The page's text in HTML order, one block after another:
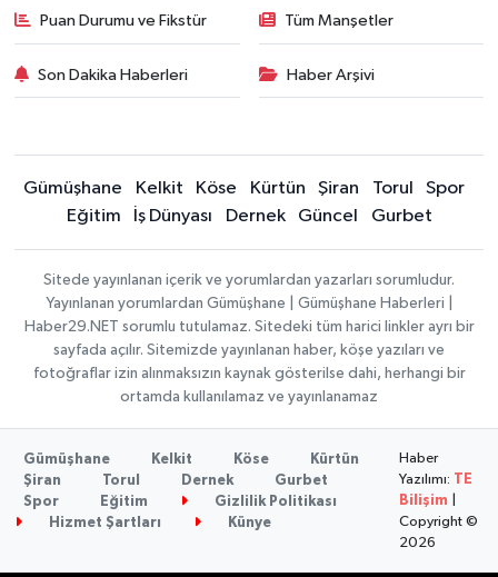
Puan Durumu ve Fikstür Tüm Manşetler
Son Dakika Haberleri Haber Arşivi
Gümüşhane Kelkit Köse Kürtün Şiran Torul
Spor
Eğitim
İş Dünyası Dernek Güncel Gurbet
Sitede yayınlanan içerik ve yorumlardan yazarları sorumludur.
Yayınlanan yorumlardan Gümüşhane | Gümüşhane Haberleri |
Haber29.NET sorumlu tutulamaz. Sitedeki tüm harici linkler ayrı bir
sayfada açılır. Sitemizde yayınlanan haber, köşe yazıları ve
fotoğraflar izin alınmaksızın kaynak gösterilse dahi, herhangi bir
ortamda kullanılamaz ve yayınlanamaz
Gümüşhane Kelkit Köse
Kürtün
Şiran
Torul Dernek
Gurbet
Spor
Eğitim
Gizlilik Politikası
Hizmet Şartları
Künye
Haber
Yazılımı:
TE
Bilişim
Copyright ©
2026